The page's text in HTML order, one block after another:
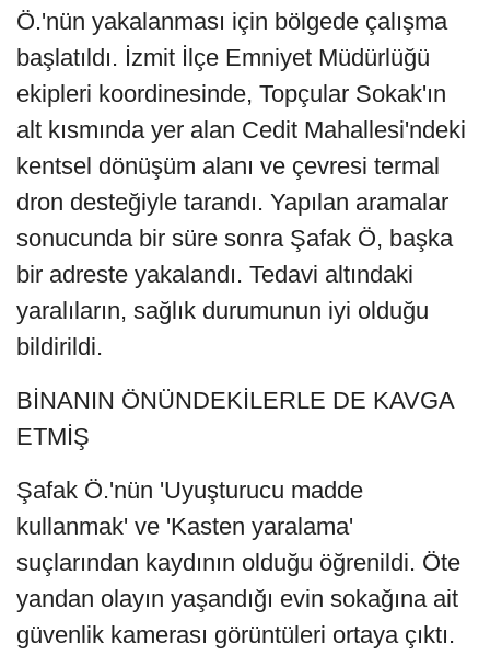
Ö.'nün yakalanması için bölgede çalışma
başlatıldı. İzmit İlçe Emniyet Müdürlüğü
ekipleri koordinesinde, Topçular Sokak'ın
alt kısmında yer alan Cedit Mahallesi'ndeki
kentsel dönüşüm alanı ve çevresi termal
dron desteğiyle tarandı. Yapılan aramalar
sonucunda bir süre sonra Şafak Ö, başka
bir adreste yakalandı. Tedavi altındaki
yaralıların, sağlık durumunun iyi olduğu
bildirildi.
BİNANIN ÖNÜNDEKİLERLE DE KAVGA
ETMİŞ
Şafak Ö.'nün 'Uyuşturucu madde
kullanmak' ve 'Kasten yaralama'
suçlarından kaydının olduğu öğrenildi. Öte
yandan olayın yaşandığı evin sokağına ait
güvenlik kamerası görüntüleri ortaya çıktı.